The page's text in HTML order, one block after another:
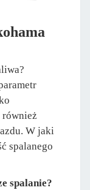
również
W jaki
spalanego
spalanie?